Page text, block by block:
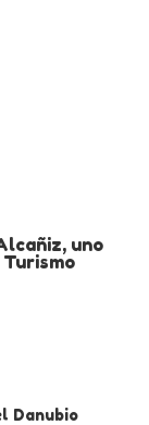
uno
Danubio